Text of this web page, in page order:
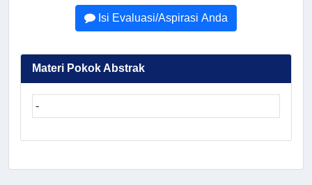
Isi Evaluasi/Aspirasi Anda
Materi Pokok Abstrak
-